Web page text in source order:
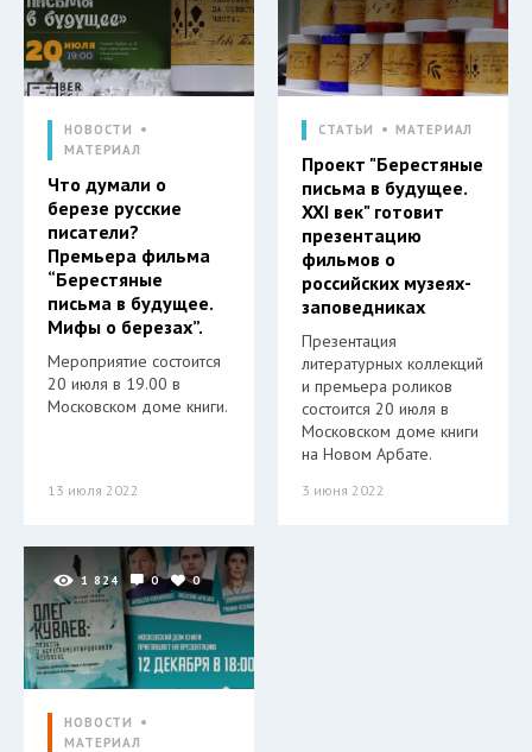
НОВОСТИ
МАТЕРИАЛ
Что думали о
березе русские
писатели?
Премьера фильма
“Берестяные
письма в будущее.
Мифы о березах”.
Мероприятие состоится
20 июля в 19.00 в
Московском доме книги.
13 июля 2022
СТАТЬИ МАТЕРИАЛ
Проект "Берестяные
письма в будущее.
XXI век" готовит
презентацию
фильмов о
российских музеях-
заповедниках
Презентация
литературных коллекций
и премьера роликов
состоится 20 июля в
Московском доме книги
на Новом Арбате.
3 июня 2022
1 824 0 0
НОВОСТИ
МАТЕРИАЛ